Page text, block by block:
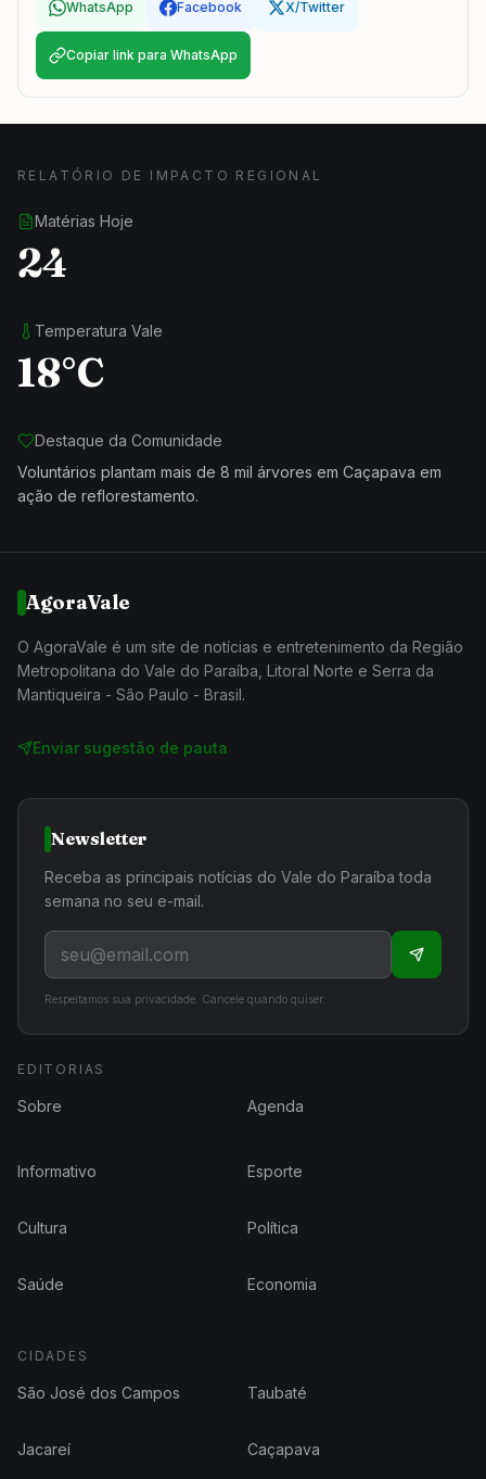
WhatsApp Facebook X/Twitter
Copiar link para WhatsApp
RELATÓRIO DE IMPACTO REGIONAL
Matérias Hoje
24
Temperatura Vale
18°C
Destaque da Comunidade
Voluntários plantam mais de 8 mil árvores em Caçapava em
ação de reflorestamento.
AgoraVale
O AgoraVale é um site de notícias e entretenimento da Região
Metropolitana do Vale do Paraíba, Litoral Norte e Serra da
Mantiqueira - São Paulo - Brasil.
Enviar sugestão de pauta
Newsletter
Receba as principais notícias do Vale do Paraíba toda
semana no seu e-mail.
Respeitamos sua privacidade. Cancele quando quiser.
EDITORIAS
Sobre Agenda
Informativo Esporte
Cultura Política
Saúde Economia
CIDADES
São José dos Campos Taubaté
Jacareí Caçapava